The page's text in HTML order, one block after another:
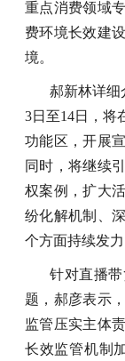
重点消费领域
费环境长效建
境。
郝新林详细
3日至14日，将
功能区，开展
同时，将继续
权案例，扩大
纷化解机制、
个方面持续发
针对直播
题，郝彦表示
监管压实主体
长效监管机制